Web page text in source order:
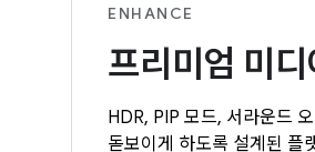
ENHANCE
프리미엄 미
HDR, PIP 모드, 서라운드
돋보이게 하도록 설계된